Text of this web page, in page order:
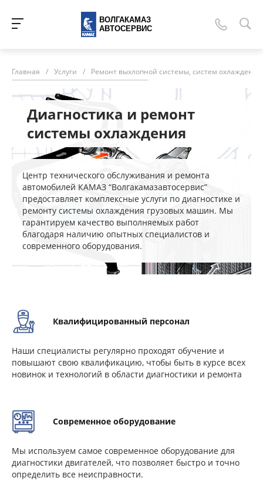
ВОЛГАКАМАЗ
АВТОСЕРВИС
Главная / Услуги / Ремонт выхлопной системы, систем охлаждения
Диагностика и ремонт
системы охлаждения
Центр технического обслуживания и ремонта
автомобилей КАМАЗ “Волгакамазавтосервис”
предоставляет комплексные услуги по диагностике и
ремонту системы охлаждения грузовых машин. Мы
гарантируем качество выполняемых работ
благодаря наличию опытных специалистов и
современного оборудования.
Квалифицированный персонал
Наши специалисты регулярно проходят обучение и
повышают свою квалификацию, чтобы быть в курсе всех
новинок и технологий в области диагностики и ремонта
Современное оборудование
Мы используем самое современное оборудование для
диагностики двигателей, что позволяет быстро и точно
определить все неисправности.